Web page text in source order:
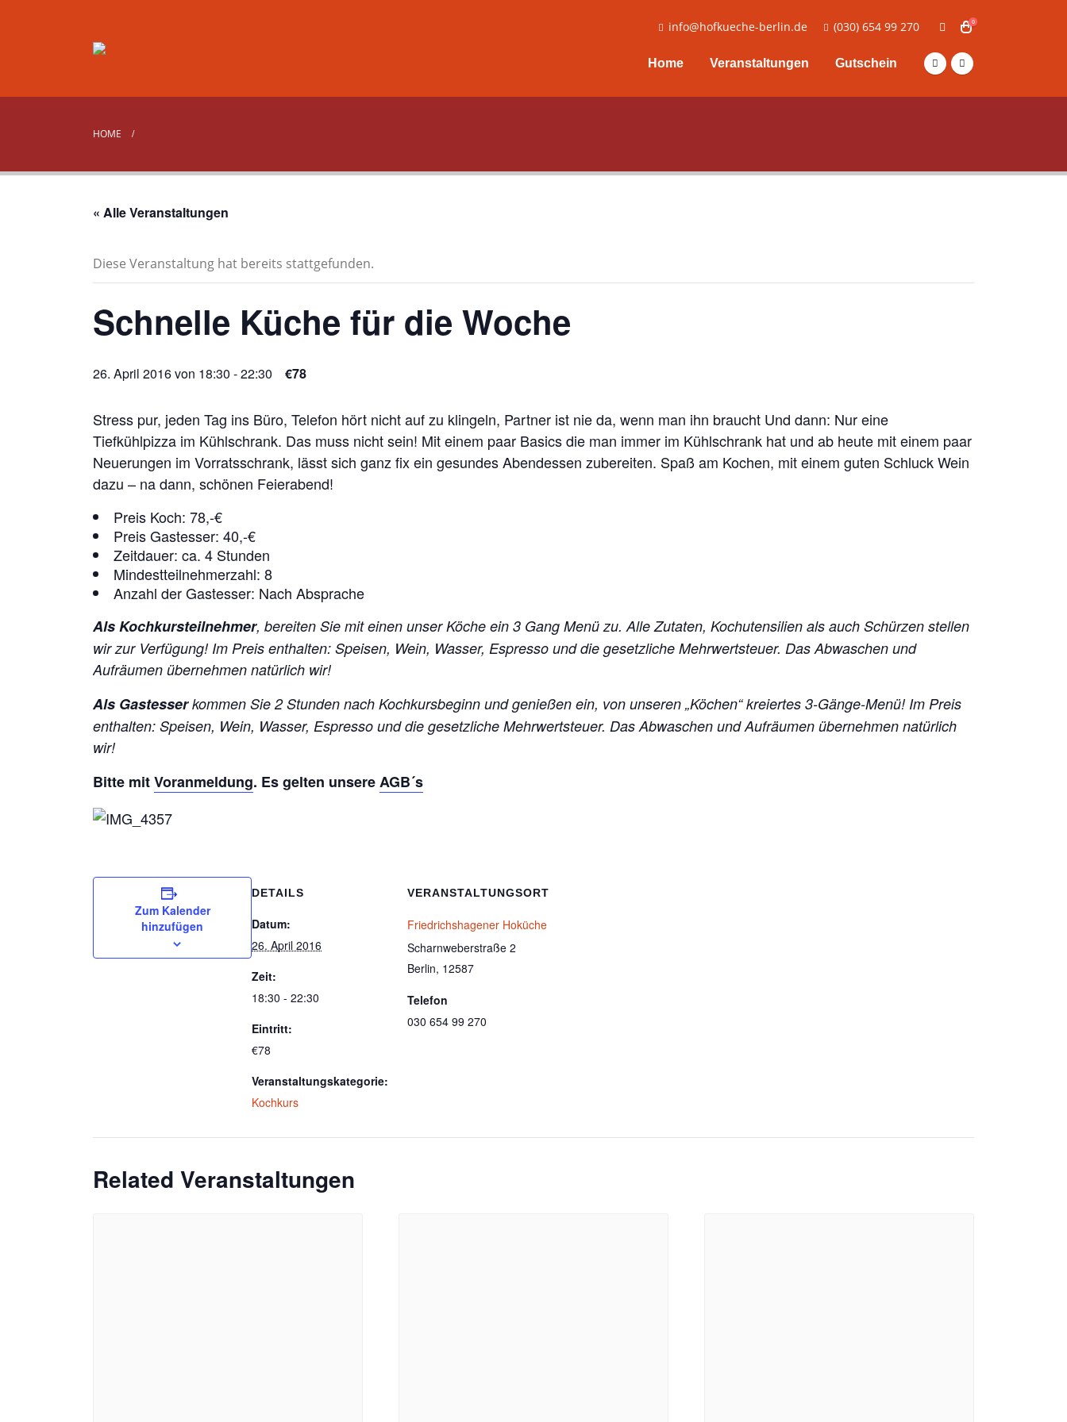
info@hofkueche-berlin.de (030) 654 99 270 0
Home Veranstaltungen Gutschein
HOME
« Alle Veranstaltungen
Diese Veranstaltung hat bereits stattgefunden.
Schnelle Küche für die Woche
26. April 2016 von 18:30 -22:30 €78
Stress pur, jeden Tag ins Büro, Telefon hört nicht auf zu klingeln, Partner ist nie da, wenn man ihn braucht Und dann: Nur eine
Tiefkühlpizza im Kühlschrank. Das muss nicht sein! Mit einem paar Basics die man immer im Kühlschrank hat und ab heute mit einem paar
Neuerungen im Vorratsschrank, lässt sich ganz fix ein gesundes Abendessen zubereiten. Spaß am Kochen, mit einem guten Schluck Wein
dazu – na dann, schönen Feierabend!
Preis Koch: 78,-€
Preis Gastesser: 40,-€
Zeitdauer: ca. 4 Stunden
Mindestteilnehmerzahl: 8
Anzahl der Gastesser: Nach Absprache
Als Kochkursteilnehmer, bereiten Sie mit einen unser Köche ein 3 Gang Menü zu. Alle Zutaten, Kochutensilien als auch Schürzen stellen
wir zur Verfügung! Im Preis enthalten: Speisen, Wein, Wasser, Espresso und die gesetzliche Mehrwertsteuer. Das Abwaschen und
Aufräumen übernehmen natürlich wir!
Als Gastesserkommen Sie 2 Stunden nach Kochkursbeginn und genießen ein, von unseren „Köchen“ kreiertes 3-Gänge-Menü! Im Preis
enthalten: Speisen, Wein, Wasser, Espresso und die gesetzliche Mehrwertsteuer. Das Abwaschen und Aufräumen übernehmen natürlich
wir!
Bitte mitVoranmeldung. Es gelten unsereAGB´s
Zum Kalender
hinzufügen
DETAILS
Datum:
26. April 2016
Zeit:
18:30 - 22:30
Eintritt:
€78
Veranstaltungskategorie:
Kochkurs
VERANSTALTUNGSORT
Friedrichshagener Hoküche
Scharnweberstraße 2
Berlin, 12587
Telefon
030 654 99 270
Related Veranstaltungen